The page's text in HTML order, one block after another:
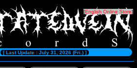
[English Online Store]
[ Last Update : July 31, 2026 (Fri.) ]